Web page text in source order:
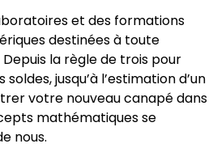
et des formations
destinées à toute
la règle de trois pour
jusqu’à l’estimation d’un
votre nouveau canapé dans
mathématiques se
nous.